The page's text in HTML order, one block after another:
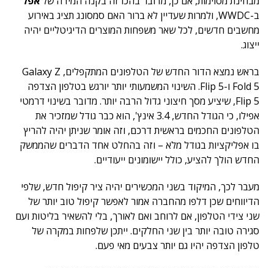
ב-WWDC, ולמרות שעדיין לא ברור האם סמסונג תציג באירוע
מחשבים חדשים, לכל שאר משפחות המוצרים הדיגיטליים יהיה
ייצוג.
בראש נמצא הדור החדש של הטלפונים המתקפלים, Galaxy Z
Fold 5 ו-Flip 5. השינוי המשמעותי יותר יורגש בטלפון הצדפה
Flip 5, שיציע מסך חיצוני גדול הרבה יותר. מדובר בשינוי דרמטי
אפילו, כי הגודל החדש, 3.4 אינץ', הוא כבר גודל שמזכיר את
הטלפונים החכמים בראשית דרכם, וזה אומר שניתן יהיה להריץ
בו אפליקציות בגודל מלא – וזה בהחלט אחד הדברים שהממשק
החדש הולך להציע, כולל יישומונים ייעודיים.
מעבר לכך, המיקוד בשני המכשירים יהיה ציר קיפול חדש, שלפי
הדיווחים שכן דלפו מהחברה אמור לאפשר קיפול טוב יותר של
שני צידי הטלפון, אם לרוחב ואם לאורך, בלי להשאיר בליטות ועם
סגירה טובה יותר בין שני החלקים. ייתכן שלפחות במקרה של
טלפון הצדפה יהיו גם יותר צבעים מאי פעם.